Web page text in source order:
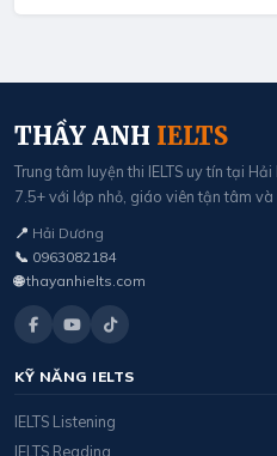
THẦY ANH IELTS
Trung tâm luyện thi IELTS uy tín tại
7.5+ với lớp nhỏ, giáo viên tận tâm
📍 Hải Dương
📞 0963082184
🌐 thayanhielts.com
KỸ NĂNG IELTS
IELTS Listening
IELTS Reading